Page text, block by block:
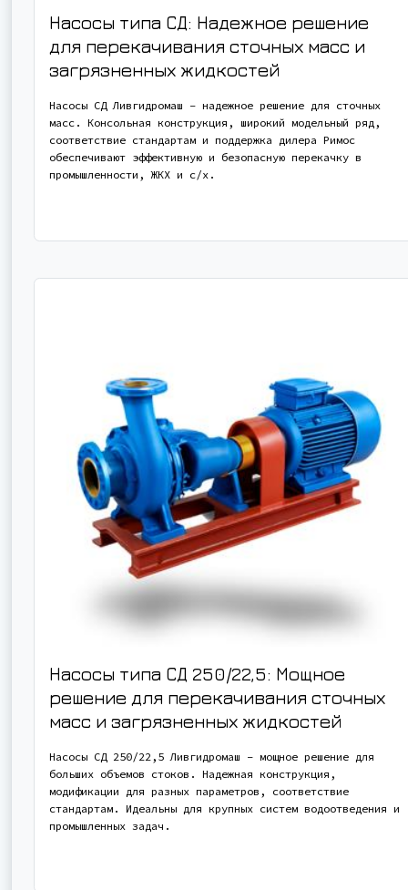
Насосы типа СД: Надежное решение
для перекачивания сточных масс и
загрязненных жидкостей
Насосы СД Ливгидромаш – надежное решение для сточных
масс. Консольная конструкция, широкий модельный ряд,
соответствие стандартам и поддержка дилера Римос
обеспечивают эффективную и безопасную перекачку в
промышленности, ЖКХ и с/х.
Насосы типа СД 250/22,5: Мощное
решение для перекачивания сточных
масс и загрязненных жидкостей
Насосы СД 250/22,5 Ливгидромаш – мощное решение для
больших объемов стоков. Надежная конструкция,
модификации для разных параметров, соответствие
стандартам. Идеальны для крупных систем водоотведения и
промышленных задач.